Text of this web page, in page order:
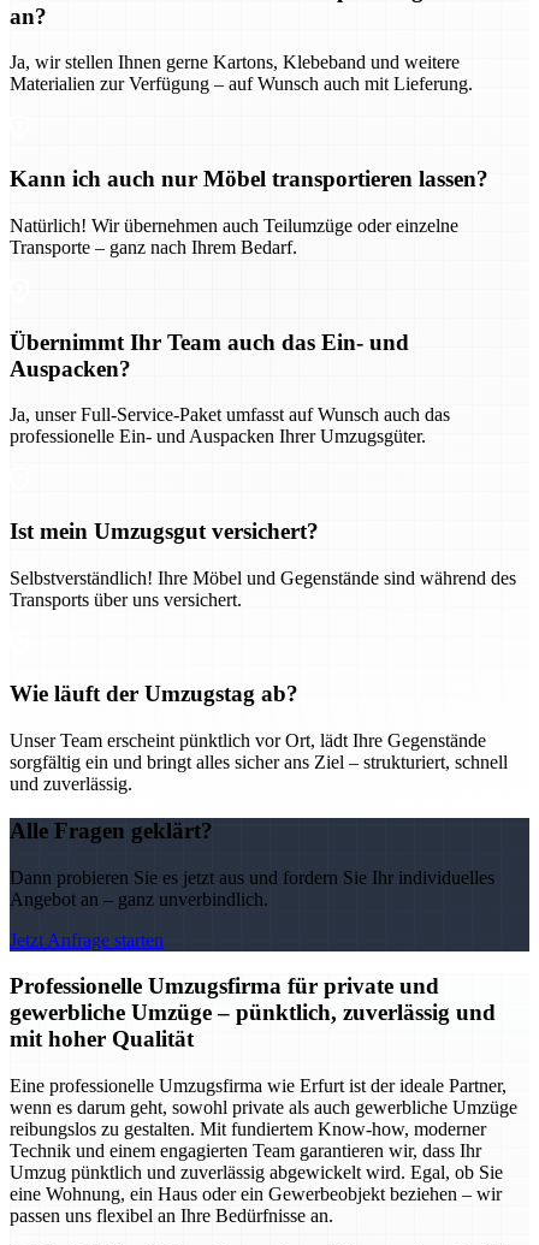
an?
Ja, wir stellen Ihnen gerne Kartons, Klebeband und weitere
Materialien zur Verfügung – auf Wunsch auch mit Lieferung.
Kann ich auch nur Möbel transportieren lassen?
Natürlich! Wir übernehmen auch Teilumzüge oder einzelne
Transporte – ganz nach Ihrem Bedarf.
Übernimmt Ihr Team auch das Ein- und
Auspacken?
Ja, unser Full-Service-Paket umfasst auf Wunsch auch das
professionelle Ein- und Auspacken Ihrer Umzugsgüter.
Ist mein Umzugsgut versichert?
Selbstverständlich! Ihre Möbel und Gegenstände sind während des
Transports über uns versichert.
Wie läuft der Umzugstag ab?
Unser Team erscheint pünktlich vor Ort, lädt Ihre Gegenstände
sorgfältig ein und bringt alles sicher ans Ziel – strukturiert, schnell
und zuverlässig.
Alle Fragen geklärt?
Dann probieren Sie es jetzt aus und fordern Sie Ihr individuelles
Angebot an – ganz unverbindlich.
Jetzt Anfrage starten
Professionelle Umzugsfirma für private und
gewerbliche Umzüge – pünktlich, zuverlässig und
mit hoher Qualität
Eine professionelle Umzugsfirma wie Erfurt ist der ideale Partner,
wenn es darum geht, sowohl private als auch gewerbliche Umzüge
reibungslos zu gestalten. Mit fundiertem Know-how, moderner
Technik und einem engagierten Team garantieren wir, dass Ihr
Umzug pünktlich und zuverlässig abgewickelt wird. Egal, ob Sie
eine Wohnung, ein Haus oder ein Gewerbeobjekt beziehen – wir
passen uns flexibel an Ihre Bedürfnisse an.